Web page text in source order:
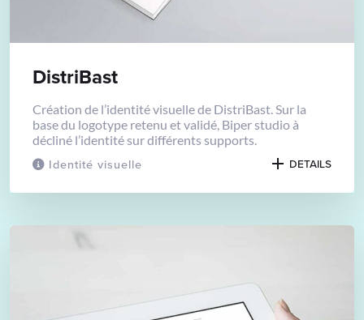
Identité visuelle
DistriBast
Création de l’identité visuelle de DistriBast. Sur la
base du logotype retenu et validé, Biper studio à
décliné l’identité sur différents supports.
DETAILS